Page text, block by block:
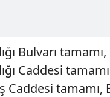
Bulvarı tamamı,
Caddesi
Caddesi tamamı,